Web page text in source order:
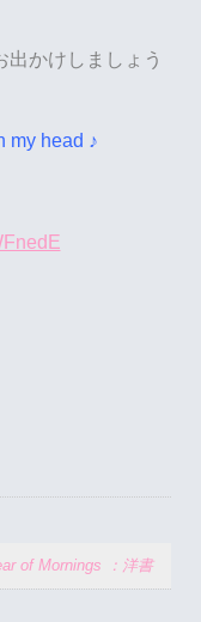
かけしましょう
head ♪
of Mornings ：洋書